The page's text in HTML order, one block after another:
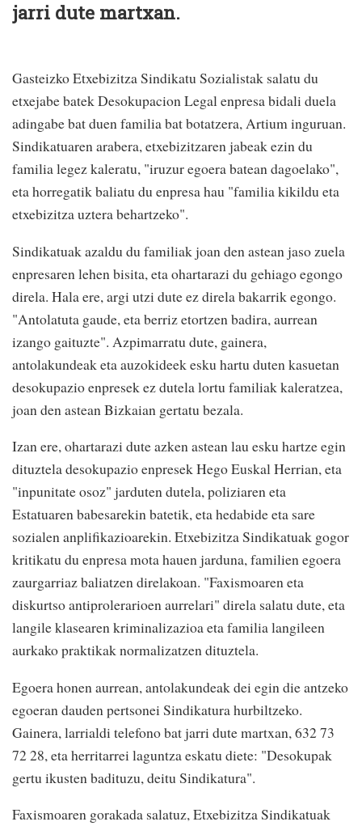
jarri dute martxan.
Gasteizko Etxebizitza Sindikatu Sozialistak salatu du
etxejabe batek Desokupacion Legal enpresa bidali duela
adingabe bat duen familia bat botatzera, Artium inguruan.
Sindikatuaren arabera, etxebizitzaren jabeak ezin du
familia legez kaleratu, "iruzur egoera batean dagoelako",
eta horregatik baliatu du enpresa hau "familia kikildu eta
etxebizitza uztera behartzeko".
Sindikatuak azaldu du familiak joan den astean jaso zuela
enpresaren lehen bisita, eta ohartarazi du gehiago egongo
direla. Hala ere, argi utzi dute ez direla bakarrik egongo.
"Antolatuta gaude, eta berriz etortzen badira, aurrean
izango gaituzte". Azpimarratu dute, gainera,
antolakundeak eta auzokideek esku hartu duten kasuetan
desokupazio enpresek ez dutela lortu familiak kaleratzea,
joan den astean Bizkaian gertatu bezala.
Izan ere, ohartarazi dute azken astean lau esku hartze egin
dituztela desokupazio enpresek Hego Euskal Herrian, eta
"inpunitate osoz" jarduten dutela, poliziaren eta
Estatuaren babesarekin batetik, eta hedabide eta sare
sozialen anplifikazioarekin. Etxebizitza Sindikatuak gogor
kritikatu du enpresa mota hauen jarduna, familien egoera
zaurgarriaz baliatzen direlakoan. "Faxismoaren eta
diskurtso antiprolerarioen aurrelari" direla salatu dute, eta
langile klasearen kriminalizazioa eta familia langileen
aurkako praktikak normalizatzen dituztela.
Egoera honen aurrean, antolakundeak dei egin die antzeko
egoeran dauden pertsonei Sindikatura hurbiltzeko.
Gainera, larrialdi telefono bat jarri dute martxan, 632 73
72 28, eta herritarrei laguntza eskatu diete: "Desokupak
gertu ikusten badituzu, deitu Sindikatura".
Faxismoaren gorakada salatuz, Etxebizitza Sindikatuak